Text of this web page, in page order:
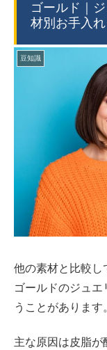
ゴールド｜
材別お手入
豆知識
他の素材と比較し
ゴールドのジュエ
うことがあります
主な原因は皮脂